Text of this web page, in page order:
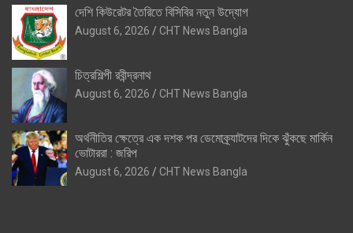
দেশি কিউরেটর তৈরিতে বিসিবির নতুন উদ্যোগ
August 6, 2026 CHT News Bangla
চিত্রশিল্পী রবীন্দ্রনাথ
August 6, 2026 CHT News Bangla
অর্থনীতির ক্ষেত্রে এক দশক পর ডেমোক্র্যাটদের দিকে ঝুঁকছে মার্কিন
ভোটাররা : জরিপ
August 6, 2026 CHT News Bangla